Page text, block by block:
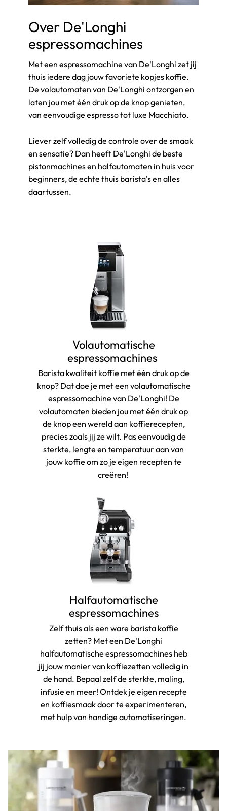
Over De'Longhi
espressomachines
Met een espressomachine van De'Longhi zet jij
thuis iedere dag jouw favoriete kopjes koffie.
De volautomaten van De'Longhi ontzorgen en
laten jou met één druk op de knop genieten,
van eenvoudige espresso tot luxe Macchiato.
Liever zelf volledig de controle over de smaak
en sensatie? Dan heeft De'Longhi de beste
pistonmachines en halfautomaten in huis voor
beginners, de echte thuis barista's en alles
daartussen.
Volautomatische
espressomachines
Barista kwaliteit koffie met één druk op de
knop? Dat doe je met een volautomatische
espressomachine van De'Longhi! De
volautomaten bieden jou met één druk op
de knop een wereld aan koffierecepten,
precies zoals jij ze wilt. Pas eenvoudig de
sterkte, lengte en temperatuur aan van
jouw koffie om zo je eigen recepten te
creëren!
Halfautomatische
espressomachines
Zelf thuis als een ware barista koffie
zetten? Met een De'Longhi
halfautomatische espressomachines heb
jij jouw manier van koffiezetten volledig in
de hand. Bepaal zelf de sterkte, maling,
infusie en meer! Ontdek je eigen recepte
en koffiesmaak door te experimenteren,
met hulp van handige automatiseringen.